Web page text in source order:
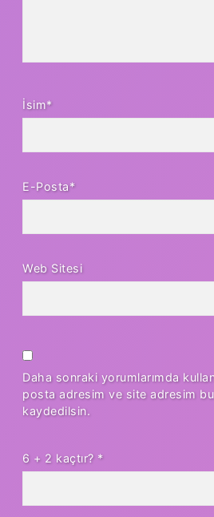
İsim*
E-Posta*
Web Sitesi
Daha sonraki yorumlarımda
posta adresim ve site adresim bu
kaydedilsin.
6 + 2 kaçtır? *